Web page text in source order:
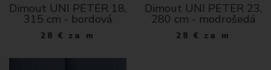
Dimout UNI PETER 18,
315 cm - bordová
28 € za m
Dimout UNI PETER 23,
280 cm - modrošedá
28 € za m